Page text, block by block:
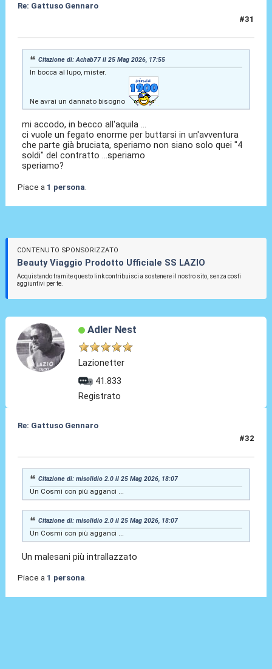
Re: Gattuso Gennaro
#31
Citazione di: Achab77 il 25 Mag 2026, 17:55
In bocca al lupo, mister.
Ne avrai un dannato bisogno
mi accodo, in becco all'aquila ...
ci vuole un fegato enorme per buttarsi in un'avventura
che parte già bruciata, speriamo non siano solo quei "4
soldi" del contratto ...speriamo
speriamo?
Piace a 1 persona
CONTENUTO SPONSORIZZATO
Beauty Viaggio Prodotto Ufficiale SS LAZIO
Acquistando tramite questo link contribuisci a sostenere il nostro sito, senza costi
aggiuntivi per te.
Adler Nest
Lazionetter
41.833
Registrato
Re: Gattuso Gennaro
#32
Citazione di: misolidio 2.0 il 25 Mag 2026, 18:07
Un Cosmi con più agganci ...
Citazione di: misolidio 2.0 il 25 Mag 2026, 18:07
Un Cosmi con più agganci ...
Un malesani più intrallazzato
Piace a 1 persona